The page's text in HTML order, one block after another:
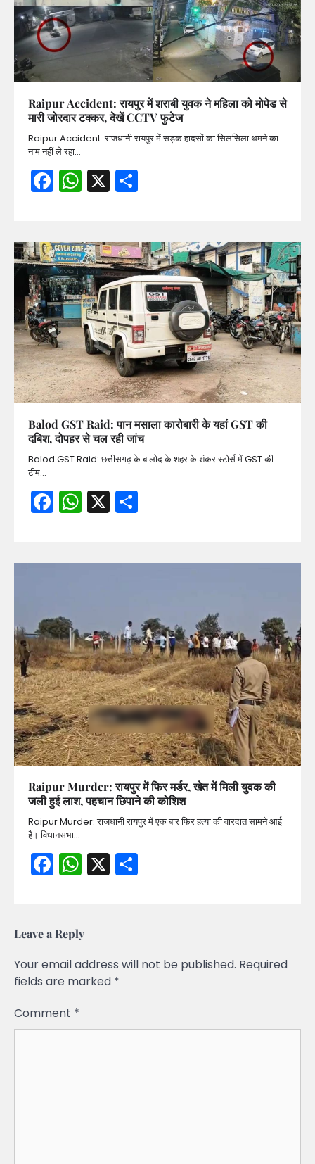
Raipur Accident: रायपुर में शराबी युवक ने महिला को मोपेड से
मारी जोरदार टक्कर, देखें CCTV फुटेज
Raipur Accident: राजधानी रायपुर में सड़क हादसों का सिलसिला थमने का
नाम नहीं ले रहा…
Facebook
WhatsApp
X
Balod GST Raid: पान मसाला कारोबारी के यहां GST की
दबिश, दोपहर से चल रही जांच
Balod GST Raid: छत्तीसगढ़ के बालोद के शहर के शंकर स्टोर्स में GST की
टीम…
Facebook
WhatsApp
X
Raipur Murder: रायपुर में फिर मर्डर, खेत में मिली युवक की
जली हुई लाश, पहचान छिपाने की कोशिश
Raipur Murder: राजधानी रायपुर में एक बार फिर हत्या की वारदात सामने आई
है। विधानसभा…
Facebook
WhatsApp
X
Leave a Reply
Your email address will not be published. Required
fields are marked *
Comment *